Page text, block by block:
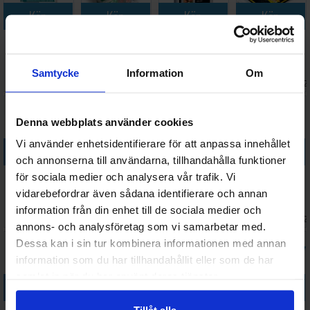
Samtycke Information Om
Denna webbplats använder cookies
Vi använder enhetsidentifierare för att anpassa innehållet
och annonserna till användarna, tillhandahålla funktioner
för sociala medier och analysera vår trafik. Vi
vidarebefordrar även sådana identifierare och annan
information från din enhet till de sociala medier och
annons- och analysföretag som vi samarbetar med.
Dessa kan i sin tur kombinera informationen med annan
information som du har tillhandahållit eller som de har
Köp
Clear x100
44 SEK
Köp
Ultimate
Köp
Screwdown
23 SEK
Köp
Innersleeves
63x88
68 SEK
Köp
Plastficka 9-
pocket
UltraPro
259 SEKVäntas in:
Köp
Zipfolio
Xenoskin 24-
Pocket Svart
388 SEK
Köp
Sleeves
Matte Forest
Green x100
66x91
109 SEK
Köp
Clear
88 SEK
Köp Köp Köp Köp